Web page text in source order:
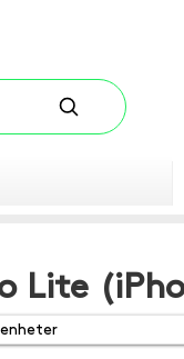
Lite